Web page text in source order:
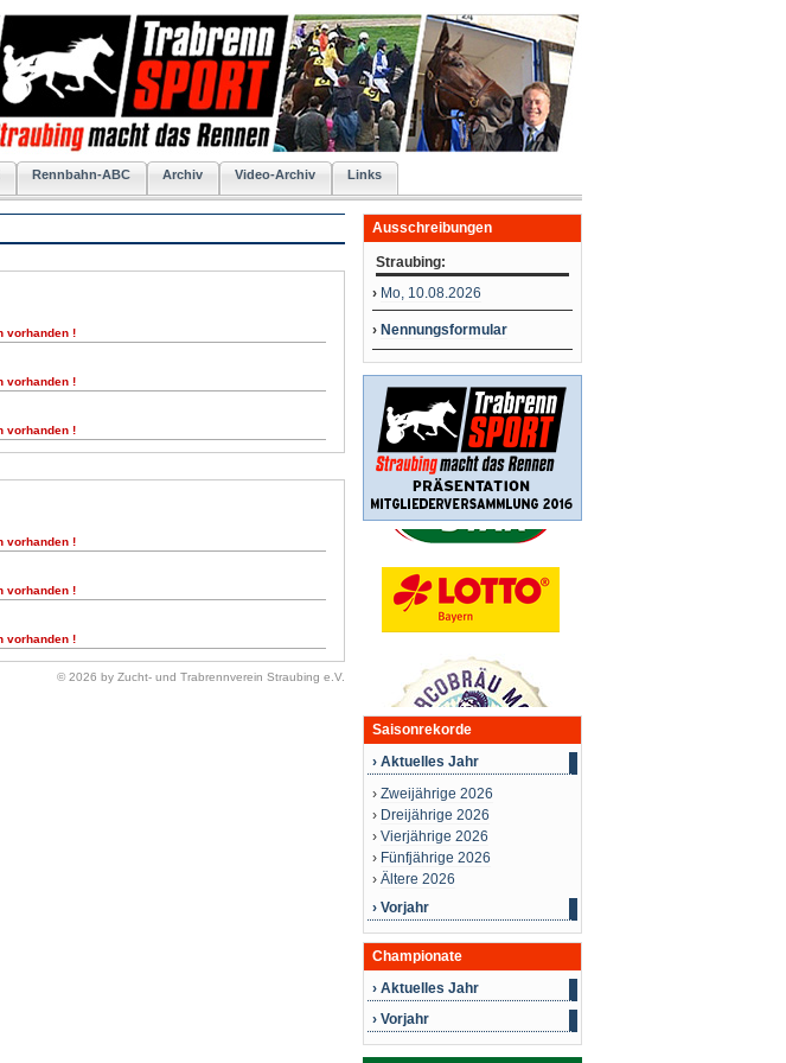
Rennbahn-ABC Archiv Video-Archiv Links
vorhanden !
vorhanden !
vorhanden !
vorhanden !
vorhanden !
vorhanden !
© 2026 by Zucht- und Trabrennverein Straubing e.V.
Ausschreibungen
Straubing:
› Mo, 10.08.2026
› Nennungsformular
Saisonrekorde
› Aktuelles Jahr
› Zweijährige 2026
› Dreijährige 2026
› Vierjährige 2026
› Fünfjährige 2026
› Ältere 2026
› Vorjahr
Championate
› Aktuelles Jahr
› Vorjahr